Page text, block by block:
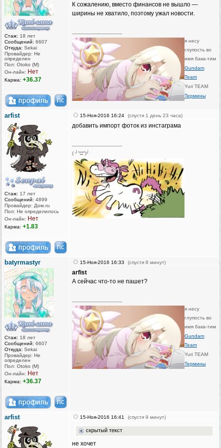
Стаж: 18 лет
Сообщений: 6607
Откуда: Sekai
Провайдер: Не
определен
Пол: Otoko (M)
Он-лайн: Нет
Карма: +36.37
К сожалению, вместо финансов не вышло —
ширины не хватило, поэтому ужал новости.
я несу
глупость во
имя бака-тим
Gundam
Team
Yuri TEAM
Термины
arfist
Стаж: 17 лет
Сообщений: 4899
Провайдер: Дом.ru
Пол: Не определилось
Он-лайн: Нет
Карма: +1.83
15-Ноя-2016 16:24 (спустя 1 день 23 часа)
добавить импорт фоток из инстаграма
( ╯°□°)╯
batyrmastyr
Стаж: 18 лет
Сообщений: 6607
Откуда: Sekai
Провайдер: Не
определен
Пол: Otoko (M)
Он-лайн: Нет
Карма: +36.37
15-Ноя-2016 16:33 (спустя 8 минут)
arfist
А сейчас что-то не пашет?
я несу
глупость во
имя бака-тим
Gundam
Team
Yuri TEAM
Термины
arfist 15-Ноя-2016 16:41 (спустя 9 минут)
скрытый текст
не хочет